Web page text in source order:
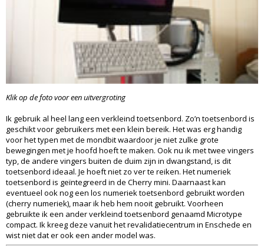
Klik op de foto voor een uitvergroting
Ik gebruik al heel lang een verkleind toetsenbord. Zo’n toetsenbord is
geschikt voor gebruikers met een klein bereik. Het was erg handig
voor het typen met de mondbit waardoor je niet zulke grote
bewegingen met je hoofd hoeft te maken. Ook nu ik met twee vingers
typ, de andere vingers buiten de duim zijn in dwangstand, is dit
toetsenbord ideaal. Je hoeft niet zo ver te reiken. Het numeriek
toetsenbord is geïntegreerd in de Cherry mini. Daarnaast kan
eventueel ook nog een los numeriek toetsenbord gebruikt worden
(cherry numeriek), maar ik heb hem nooit gebruikt. Voorheen
gebruikte ik een ander verkleind toetsenbord genaamd Microtype
compact. Ik kreeg deze vanuit het revalidatiecentrum in Enschede en
wist niet dat er ook een ander model was.